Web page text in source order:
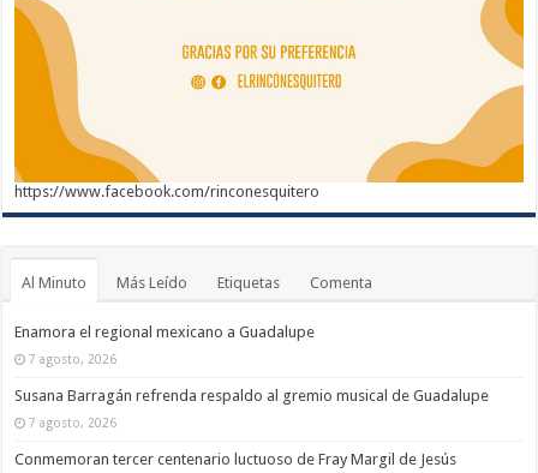
https://www.facebook.com/rinconesquitero
Al Minuto Más Leído Etiquetas Comenta
Enamora el regional mexicano a Guadalupe
7 agosto, 2026
Susana Barragán refrenda respaldo al gremio musical de Guadalupe
7 agosto, 2026
Conmemoran tercer centenario luctuoso de Fray Margil de Jesús